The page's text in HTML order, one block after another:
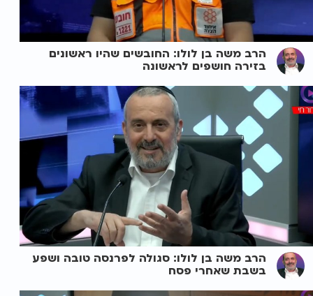
הרב משה בן לולו: החובשים שהיו ראשונים
בזירה חושפים לראשונה
הרב משה בן לולו: סגולה לפרנסה טובה ושפע
בשבת שאחרי פסח